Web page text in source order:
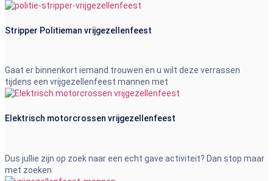
Stripper Politieman vrijgezellenfeest
Gaat er binnenkort iemand trouwen en u wilt deze verrassen
tijdens een vrijgezellenfeest mannen met
Elektrisch motorcrossen vrijgezellenfeest
Dus jullie zijn op zoek naar een echt gave activiteit? Dan stop maar
met zoeken